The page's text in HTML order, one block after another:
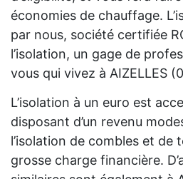
économies de chauffage.
par nous, société certifiée
l’isolation, un gage de
vous qui vivez à AIZELLES
L’isolation à un euro est
disposant d’un revenu
l’isolation de combles et de
grosse charge financière.